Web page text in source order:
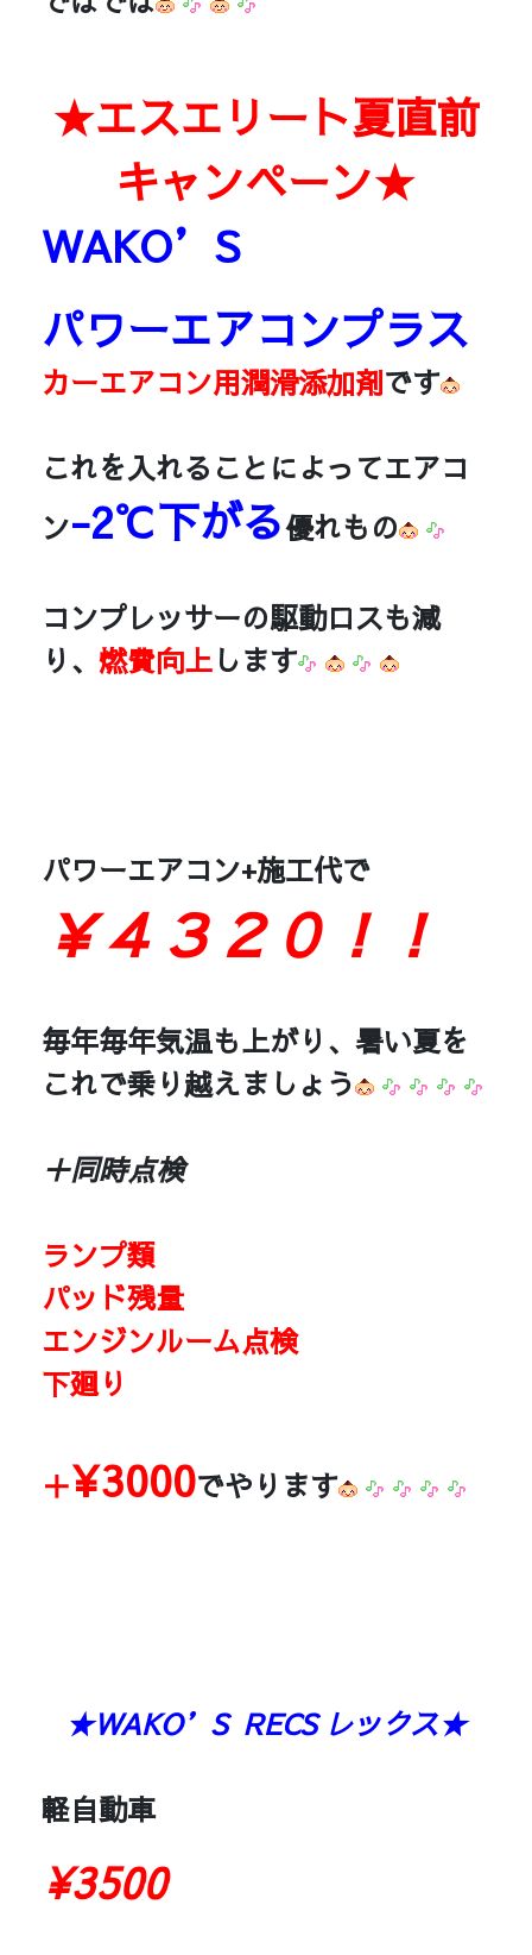
★エスエリート夏直前
キャンペーン★
WAKO’S
パワーエアコンプラス
カーエアコン用潤滑添加剤です
これを入れることによってエアコ
ン-2℃下がる優れもの
コンプレッサーの駆動ロスも減
り、 燃費向上します
パワーエアコン+施工代で
￥４３２０！！
毎年毎年気温も上がり、暑い夏を
これで乗り越えましょう
＋同時点検
ランプ類
パッド残量
エンジンルーム点検
下廻り
＋¥3000でやります
★WAKO’S RECS レックス★
軽自動車
¥3500